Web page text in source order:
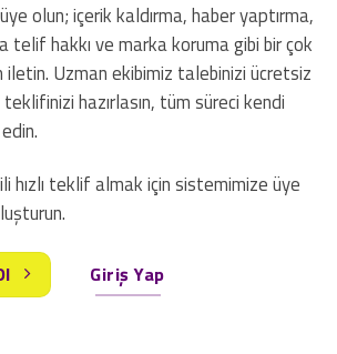
olun; içerik kaldırma, haber yaptırma,
telif hakkı ve marka koruma gibi bir çok
Uzman ekibimiz talebinizi ücretsiz
hazırlasın, tüm süreci kendi
hızlı teklif almak için sistemimize üye
Giriş Yap